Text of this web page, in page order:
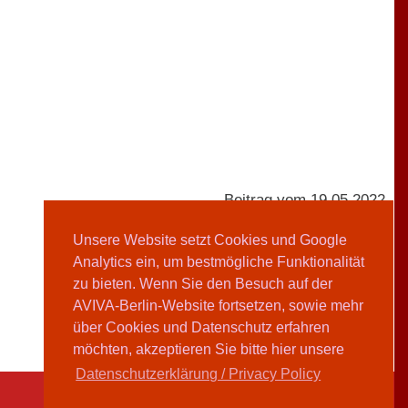
Unsere Website setzt Cookies und Google
Analytics ein, um bestmögliche Funktionalität
zu bieten. Wenn Sie den Besuch auf der
AVIVA-Berlin-Website fortsetzen, sowie mehr
über Cookies und Datenschutz erfahren
möchten, akzeptieren Sie bitte hier unsere
Datenschutzerklärung / Privacy Policy
Beitrag vom 19.05.2022
AVIVA-Redaktion
Teilen